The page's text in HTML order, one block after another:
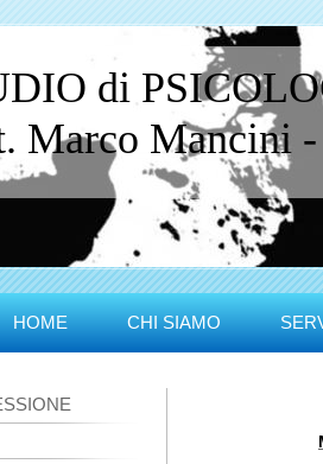
di
Marco Mancini
HOME CHI SIAMO